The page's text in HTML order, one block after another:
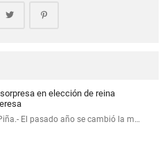
en elección de reina
El pasado año se cambió la m…